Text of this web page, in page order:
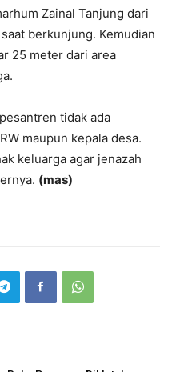
Zainal Tanjung dari
berkunjung. Kemudian
25 meter dari area
tidak ada
maupun kepala desa.
keluarga agar jenazah
(mas)